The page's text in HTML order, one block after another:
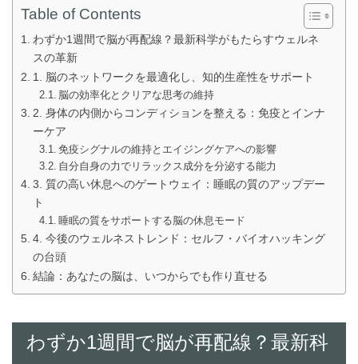
Table of Contents
わずか1週間で脳が再配線？最新科学がもたらすウェルネ
スの革新
1. 脳のネットワークを最適化し、知的生産性をサポート
脳の効率化とクリアな思考の維持
2. 身体の内側からコンディションを整える：免疫とインナ
ーケア
免疫シグナルの維持とエイジングケアへの影響
自分自身の力でリラックス成分を分泌する能力
3. 質の高い休息へのゲートウェイ：睡眠の質のアップデー
ト
睡眠の質をサポートする脳の休息モード
4. 今後のウェルネストレンド：セルフ・バイオハッキング
の台頭
結論：あなたの脳は、いつからでも作り直せる
わずか1週間で脳が再配線？最新科